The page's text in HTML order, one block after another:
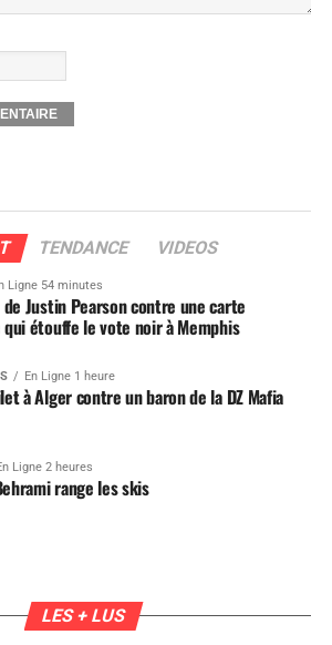
TENDANCE VIDEOS
Ligne 54 minutes
Justin Pearson contre une carte
étouffe le vote noir à Memphis
En Ligne 1 heure
à Alger contre un baron de la DZ Mafia
Ligne 2 heures
range les skis
LES + LUS